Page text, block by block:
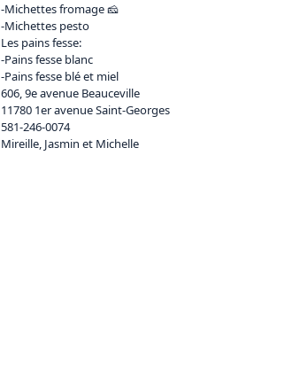
-Michettes fromage 🧀
-Michettes pesto
Les pains fesse:
-Pains fesse blanc
-Pains fesse blé et miel
606, 9e avenue Beauceville
11780 1er avenue Saint-Georges
581-246-0074
Mireille, Jasmin et Michelle